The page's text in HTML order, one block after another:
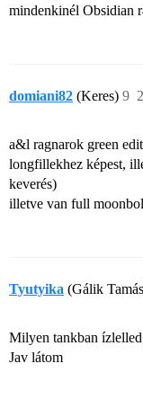
mindenkinél Obsidian
domiani82 (Keres) 9
a&l ragnarok green
longfillekhez képest,
keverés)
illetve van full
Tyutyika (Gálik
Milyen tankban ízlelled
Jav látom